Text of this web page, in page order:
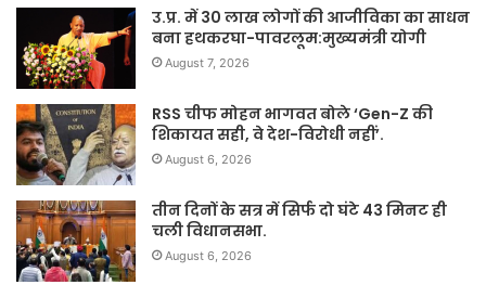
उ.प्र. में 30 लाख लोगों की आजीविका का साधन
बना हथकरघा-पावरलूम:मुख्यमंत्री योगी
August 7, 2026
RSS चीफ मोहन भागवत बोले ‘Gen-Z की
शिकायत सही, वे देश-विरोधी नहीं’.
August 6, 2026
तीन दिनों के सत्र में सिर्फ दो घंटे 43 मिनट ही
चली विधानसभा.
August 6, 2026